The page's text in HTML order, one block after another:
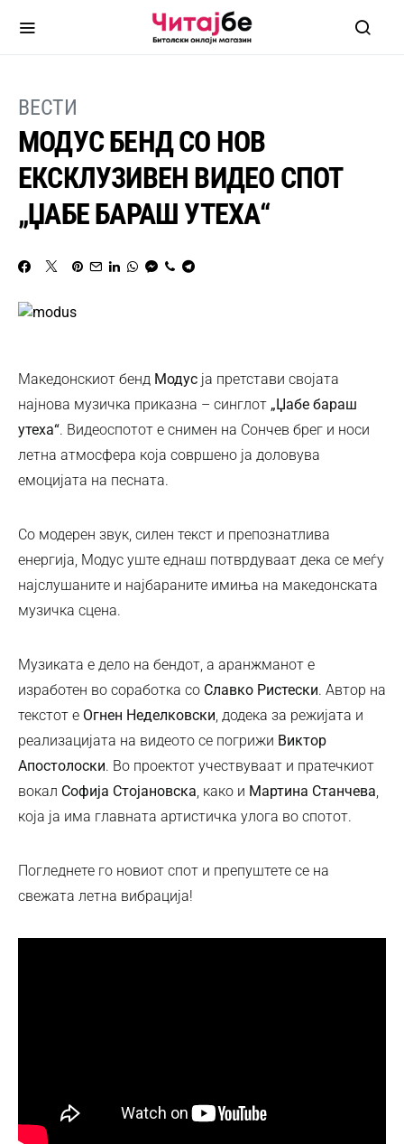
ВЕСТИ
МОДУС БЕНД СО НОВ
ЕКСКЛУЗИВЕН ВИДЕО СПОТ
„ЏАБЕ БАРАШ УТЕХА“
Македонскиот бенд Модус ја претстави својата
најнова музичка приказна – синглот „Џабе бараш
утеха“. Видеоспотот е снимен на Сончев брег и носи
летна атмосфера која совршено ја доловува
емоцијата на песната.
Со модерен звук, силен текст и препознатлива
енергија, Модус уште еднаш потврдуваат дека се меѓу
најслушаните и најбараните имиња на македонската
музичка сцена.
Музиката е дело на бендот, а аранжманот е
изработен во соработка со Славко Ристески. Автор на
текстот е Огнен Неделковски , додека за режијата и
реализацијата на видеото се погрижи Виктор
Апостолоски. Во проектот учествуваат и пратечкиот
вокал Софија Стојановска , како и Мартина Станчева
која ја има главната артистичка улога во спотот.
Погледнете го новиот спот и препуштете се на
свежата летна вибрација!